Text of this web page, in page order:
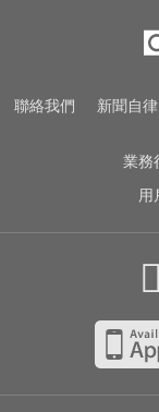
聯絡我們 新聞自律
業務
用